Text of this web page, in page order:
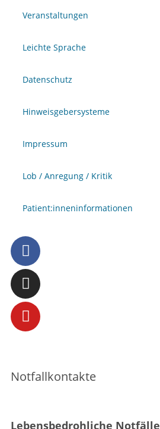
Veranstaltungen
Leichte Sprache
Datenschutz
Hinweisgebersysteme
Impressum
Lob / Anregung / Kritik
Patient:inneninformationen
Notfallkontakte
Lebensbedrohliche Notfälle